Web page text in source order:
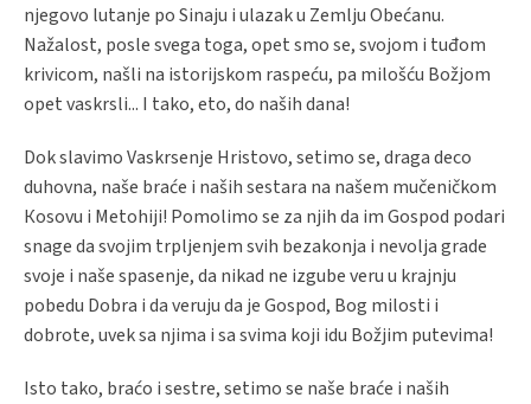
njegovo lutanje po Sinaju i ulazak u Zemlju Obećanu.
Nažalost, posle svega toga, opet smo se, svojom i tuđom
krivicom, našli na istorijskom raspeću, pa milošću Božjom
opet vaskrsli... I tako, eto, do naših dana!
Dok slavimo Vaskrsenje Hristovo, setimo se, draga deco
duhovna, naše braće i naših sestara na našem mučeničkom
Кosovu i Metohiji! Pomolimo se za njih da im Gospod podari
snage da svojim trpljenjem svih bezakonja i nevolja grade
svoje i naše spasenje, da nikad ne izgube veru u krajnju
pobedu Dobra i da veruju da je Gospod, Bog milosti i
dobrote, uvek sa njima i sa svima koji idu Božjim putevima!
Isto tako, braćo i sestre, setimo se naše braće i naših